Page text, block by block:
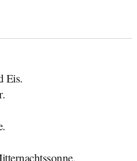
Eis.